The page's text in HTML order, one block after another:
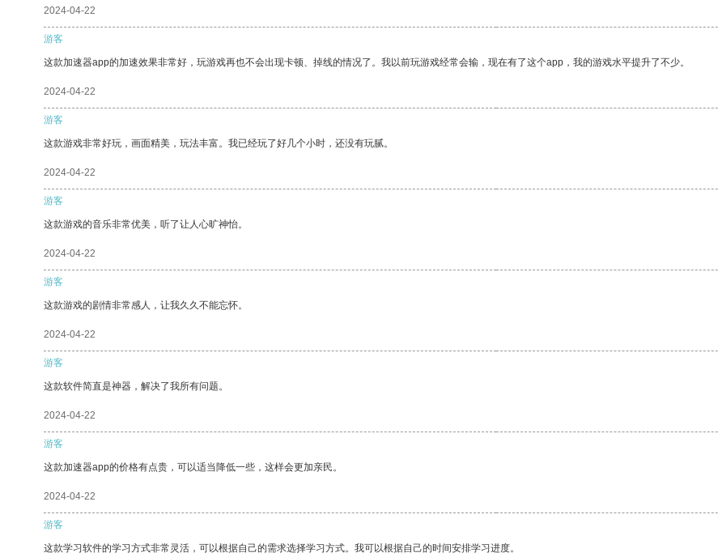
2024-04-22
游客
这款加速器app的加速效果非常好，玩游戏再也不会出现卡顿、掉线的情况了。我以前玩游戏经常会输，现在有了这个app，我的游戏水平提升了不少。
2024-04-22
游客
这款游戏非常好玩，画面精美，玩法丰富。我已经玩了好几个小时，还没有玩腻。
2024-04-22
游客
这款游戏的音乐非常优美，听了让人心旷神怡。
2024-04-22
游客
这款游戏的剧情非常感人，让我久久不能忘怀。
2024-04-22
游客
这款软件简直是神器，解决了我所有问题。
2024-04-22
游客
这款加速器app的价格有点贵，可以适当降低一些，这样会更加亲民。
2024-04-22
游客
这款学习软件的学习方式非常灵活，可以根据自己的需求选择学习方式。我可以根据自己的时间安排学习进度。